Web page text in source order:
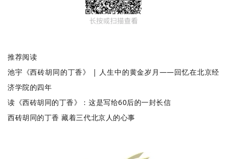
推荐阅读
池宇《西砖胡同的丁香》 | 人生中的黄金岁月——回忆在北京经
济学院的四年
读《西砖胡同的丁香》：这是写给60后的一封长信
西砖胡同的丁香 藏着三代北京人的心事